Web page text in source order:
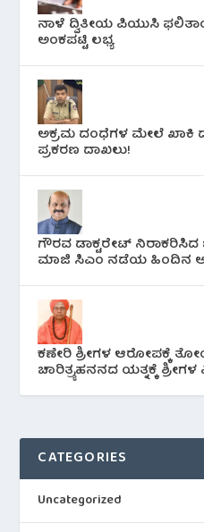
ನಾಳೆ ದ್ವಿತೀಯ ಪಿಯುಸಿ
ಅಂಕಪಟ್ಟಿ ಲಭ್ಯ
ಅಕ್ರಮ ದಂಧೆಗಳ ಮೇಲೆ ಖಾಕಿ
ಪ್ರಕರಣ ದಾಖಲು!
ಗೌರವ ಡಾಕ್ಟರೇಟ್
ಮಾಜಿ ಸಿಎಂ ನಡೆಯ ಹಿಂದಿನ
ಕಣೇರಿ ಶ್ರೀಗಳ ಆರೋಪಕ್ಕೆ
ಚಾರಿತ್ರ್ಯಹನನದ ಯತ್ನಕ್ಕೆ
CATEGORIES
Uncategorized